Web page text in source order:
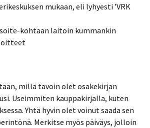
mukaan, eli lyhyesti ’VRK
kohtaan laitoin kummankin
millä tavoin olet osakekirjan
Useimmiten kauppakirjalla, kuten
Yhtä hyvin olet voinut saada sen
Merkitse myös päiväys, jolloin